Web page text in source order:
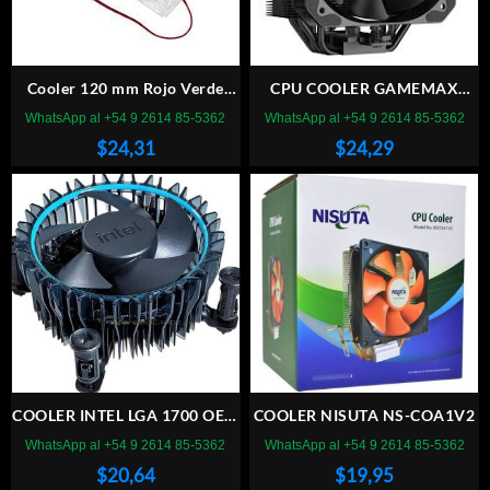
Cooler 120 mm Rojo Verde
Molex
$24,31
WhatsApp al +54 9 2614 85-5362
CPU COOLER GAMEMAX
SIGMA 540 BK
$24,29
WhatsApp al +54 9 2614 85-5362
COOLER INTEL LGA 1700 OEM
ORIGINAL
$20,64
WhatsApp al +54 9 2614 85-5362
COOLER NISUTA NS-COA1V2
$19,95
WhatsApp al +54 9 2614 85-5362